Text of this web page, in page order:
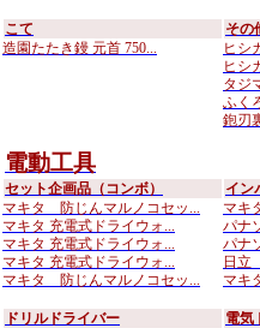
こて
造園たたき鏝 元首 750...
その
ヒシ
ヒシ
タジ
ふく
鉋刃
電動工具
セット企画品（コンボ）
マキタ 防じんマルノコセッ...
マキタ 充電式ドライウォ...
マキタ 充電式ドライウォ...
マキタ 充電式ドライウォ...
マキタ 防じんマルノコセッ...
イン
マキ
パナ
パナ
日立
マキ
ドリルドライバー
電気